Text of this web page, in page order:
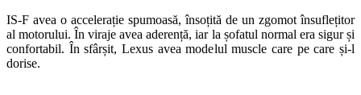
IS-F avea o accelerație spumoasă, însoțită de un zgomot însuflețitor
al motorului. În viraje avea aderență, iar la șofatul normal era sigur și
confortabil. În sfârșit, Lexus avea modelul muscle care pe care și-l
dorise.